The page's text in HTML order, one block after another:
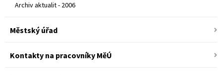
Archiv aktualit - 2006
Městský úřad
Kontakty na pracovníky MěÚ